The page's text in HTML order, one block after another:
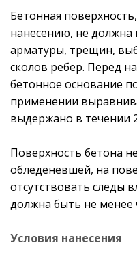
Бетонная
нанесению, не
арматуры, трещин,
сколов ребер. Перед
бетонное основание
применении
выдержано в течении
Поверхность бетона
обледеневшей, на
отсутствовать следы
должна быть не менее
Условия нанесения